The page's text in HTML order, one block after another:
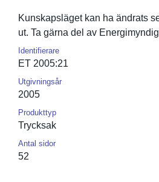
Kunskapslä­get kan ha ändrats
ut. Ta gärna del av
Identifierare
ET 2005:21
Utgivningsår
2005
Produkttyp
Trycksak
Antal sidor
52